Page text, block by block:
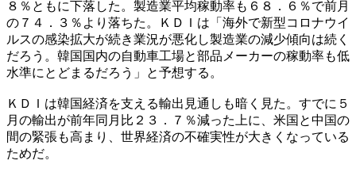
８％ともに下落した。製造業平均稼動率も６８．６％で前月
の７４．３％より落ちた。ＫＤＩは「海外で新型コロナウイ
ルスの感染拡大が続き業況が悪化し製造業の減少傾向は続く
だろう。韓国国内の自動車工場と部品メーカーの稼動率も低
水準にとどまるだろう」と予想する。
ＫＤＩは韓国経済を支える輸出見通しも暗く見た。すでに５
月の輸出が前年同月比２３．７％減った上に、米国と中国の
間の緊張も高まり、世界経済の不確実性が大きくなっている
ためだ。